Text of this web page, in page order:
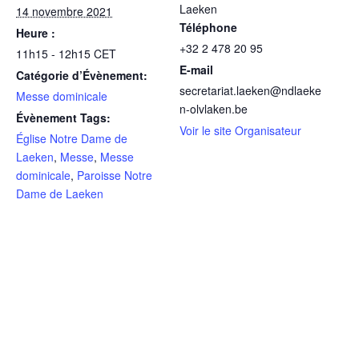
14 novembre 2021
Heure :
11h15 - 12h15 CET
Catégorie d’Évènement:
Messe dominicale
Évènement Tags:
Église Notre Dame de
Laeken, Messe, Messe
dominicale, Paroisse Notre
Dame de Laeken
Laeken
Téléphone
+32 2 478 20 95
E-mail
secretariat.laeken@ndlaeke
n-olvlaken.be
Voir le site Organisateur